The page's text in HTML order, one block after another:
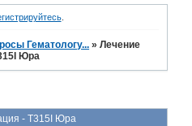
.
Гематологу... »Лечение
Юра
- T315I Юра